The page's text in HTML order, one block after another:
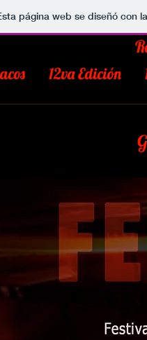
página web se diseñó con
12va Edición